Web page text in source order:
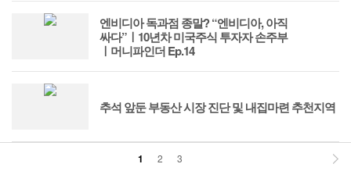
엔비디아 독과점 종말? “엔비디아, 아직
싸다”ㅣ10년차 미국주식 투자자 손주부
ㅣ머니파인더 Ep.14
추석 앞둔 부동산 시장 진단 및 내집마련 추천지역
1 2 3